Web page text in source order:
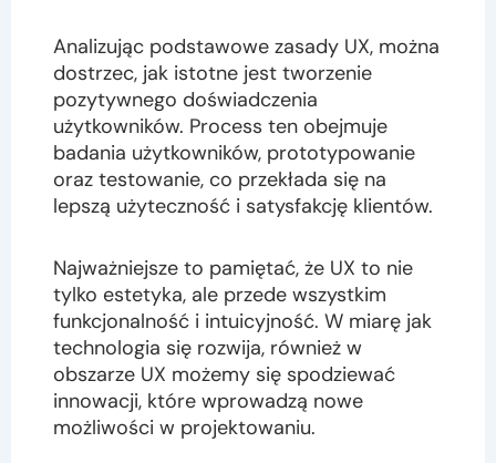
Analizując podstawowe zasady UX, można
dostrzec, jak istotne jest tworzenie
pozytywnego doświadczenia
użytkowników. Process ten obejmuje
badania użytkowników, prototypowanie
oraz testowanie, co przekłada się na
lepszą użyteczność i satysfakcję klientów.
Najważniejsze to pamiętać, że UX to nie
tylko estetyka, ale przede wszystkim
funkcjonalność i intuicyjność. W miarę jak
technologia się rozwija, również w
obszarze UX możemy się spodziewać
innowacji, które wprowadzą nowe
możliwości w projektowaniu.